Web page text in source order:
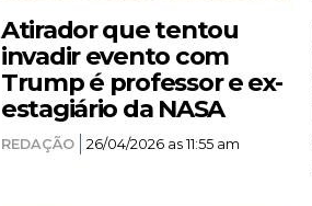
Atirador que tentou
invadir evento com
Trump é professor e ex-
estagiário da NASA
REDAÇÃO 26/04/2026 as 11:55 am